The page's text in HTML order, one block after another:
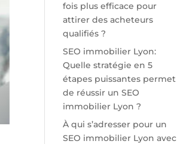
fois plus efficace pour
attirer des acheteurs
qualifiés ?
SEO immobilier Lyon:
Quelle stratégie en 5
étapes puissantes permet
de réussir un SEO
immobilier Lyon ?
À qui s’adresser pour un
SEO immobilier Lyon avec